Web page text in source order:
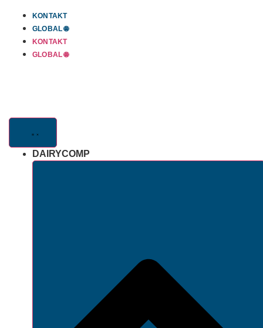
content
KONTAKT
GLOBAL 🌐
KONTAKT
GLOBAL 🌐
DAIRYCOMP